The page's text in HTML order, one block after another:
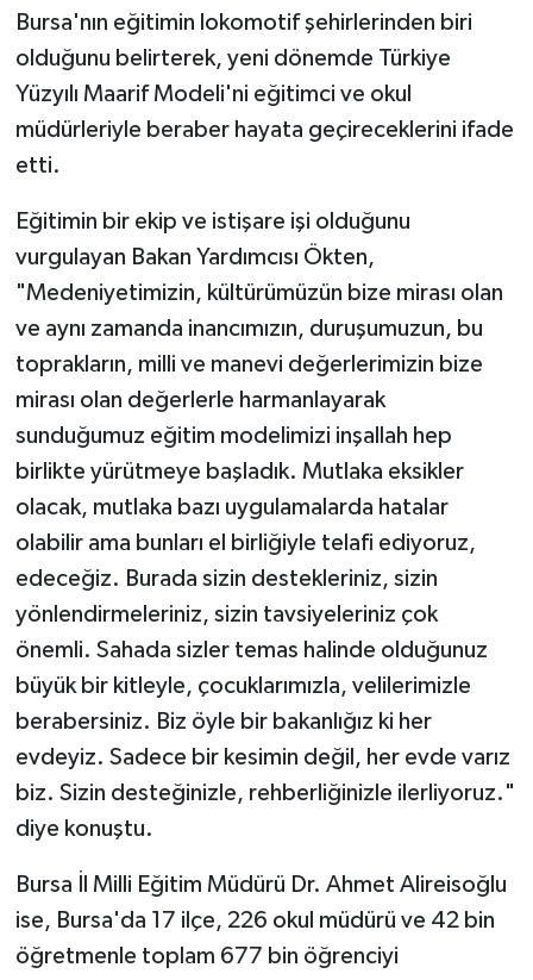
Bursa'nın eğitimin lokomotif şehirlerinden biri
olduğunu belirterek, yeni dönemde Türkiye
Yüzyılı Maarif Modeli'ni eğitimci ve okul
müdürleriyle beraber hayata geçireceklerini ifade
etti.
Eğitimin bir ekip ve istişare işi olduğunu
vurgulayan Bakan Yardımcısı Ökten,
"Medeniyetimizin, kültürümüzün bize mirası olan
ve aynı zamanda inancımızın, duruşumuzun, bu
toprakların, milli ve manevi değerlerimizin bize
mirası olan değerlerle harmanlayarak
sunduğumuz eğitim modelimizi inşallah hep
birlikte yürütmeye başladık. Mutlaka eksikler
olacak, mutlaka bazı uygulamalarda hatalar
olabilir ama bunları el birliğiyle telafi ediyoruz,
edeceğiz. Burada sizin destekleriniz, sizin
yönlendirmeleriniz, sizin tavsiyeleriniz çok
önemli. Sahada sizler temas halinde olduğunuz
büyük bir kitleyle, çocuklarımızla, velilerimizle
berabersiniz. Biz öyle bir bakanlığız ki her
evdeyiz. Sadece bir kesimin değil, her evde varız
biz. Sizin desteğinizle, rehberliğinizle ilerliyoruz."
diye konuştu.
Bursa İl Milli Eğitim Müdürü Dr. Ahmet Alireisoğlu
ise, Bursa'da 17 ilçe, 226 okul müdürü ve 42 bin
öğretmenle toplam 677 bin öğrenciyi